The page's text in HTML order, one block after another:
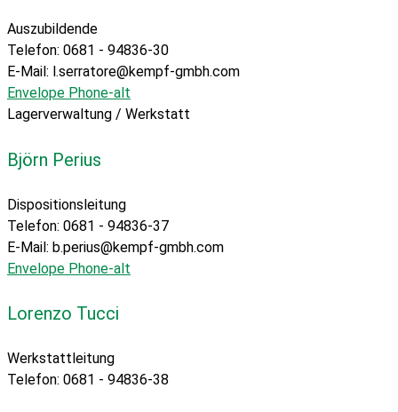
Auszubildende
Telefon: 0681 - 94836-30
E-Mail: l.serratore@kempf-gmbh.com
Envelope Phone-alt
Lagerverwaltung / Werkstatt
Björn Perius
Dispositionsleitung
Telefon: 0681 - 94836-37
E-Mail: b.perius@kempf-gmbh.com
Envelope Phone-alt
Lorenzo Tucci
Werkstattleitung
Telefon: 0681 - 94836-38